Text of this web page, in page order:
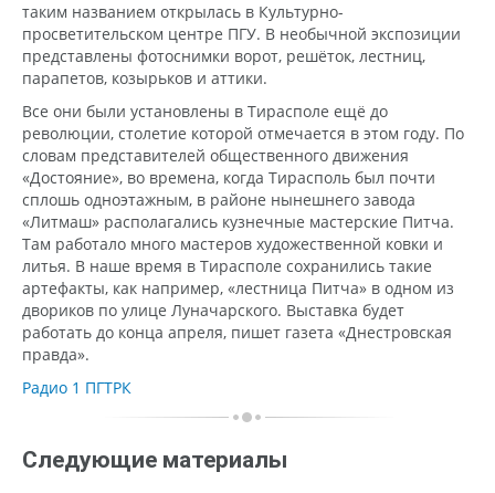
таким названием открылась в Культурно-
просветительском центре ПГУ. В необычной экспозиции
представлены фотоснимки ворот, решёток, лестниц,
парапетов, козырьков и аттики.
Все они были установлены в Тирасполе ещё до
революции, столетие которой отмечается в этом году. По
словам представителей общественного движения
«Достояние», во времена, когда Тирасполь был почти
сплошь одноэтажным, в районе нынешнего завода
«Литмаш» располагались кузнечные мастерские Питча.
Там работало много мастеров художественной ковки и
литья. В наше время в Тирасполе сохранились такие
артефакты, как например, «лестница Питча» в одном из
двориков по улице Луначарского. Выставка будет
работать до конца апреля, пишет газета «Днестровская
правда».
Радио 1 ПГТРК
Следующие материалы